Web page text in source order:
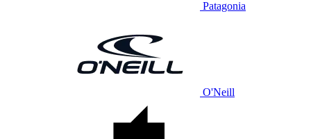
Patagonia
O'Neill